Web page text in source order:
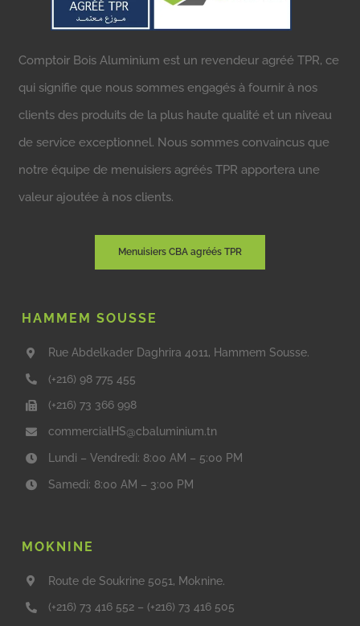
Comptoir Bois Aluminium est un revendeur agréé TPR, ce
qui signifie que nous sommes engagés à fournir à nos
clients des produits de la plus haute qualité et un niveau
de service exceptionnel. Nous sommes convaincus que
notre équipe de menuisiers agréés TPR apportera une
valeur ajoutée à nos clients.
Menuisiers CBA agréés TPR
HAMMEM SOUSSE
Rue Abdelkader Daghrira 4011, Hammem Sousse.
(+216) 98 775 455
(+216) 73 366 998
commercialHS@cbaluminium.tn
Lundi – Vendredi: 8:00 AM – 5:00 PM
Samedi: 8:00 AM – 3:00 PM
MOKNINE
Route de Soukrine 5051, Moknine.
(+216) 73 416 552 – (+216) 73 416 505